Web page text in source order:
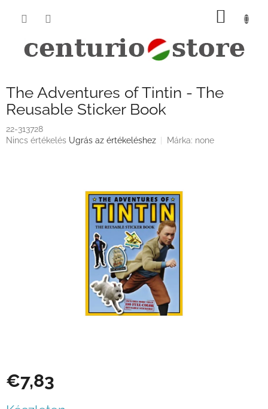
KOSÁR
The Adventures of Tintin - The
Reusable Sticker Book
22-313728
A
Nincs értékelés Ugrás az értékeléshez Márka: none
€7,83